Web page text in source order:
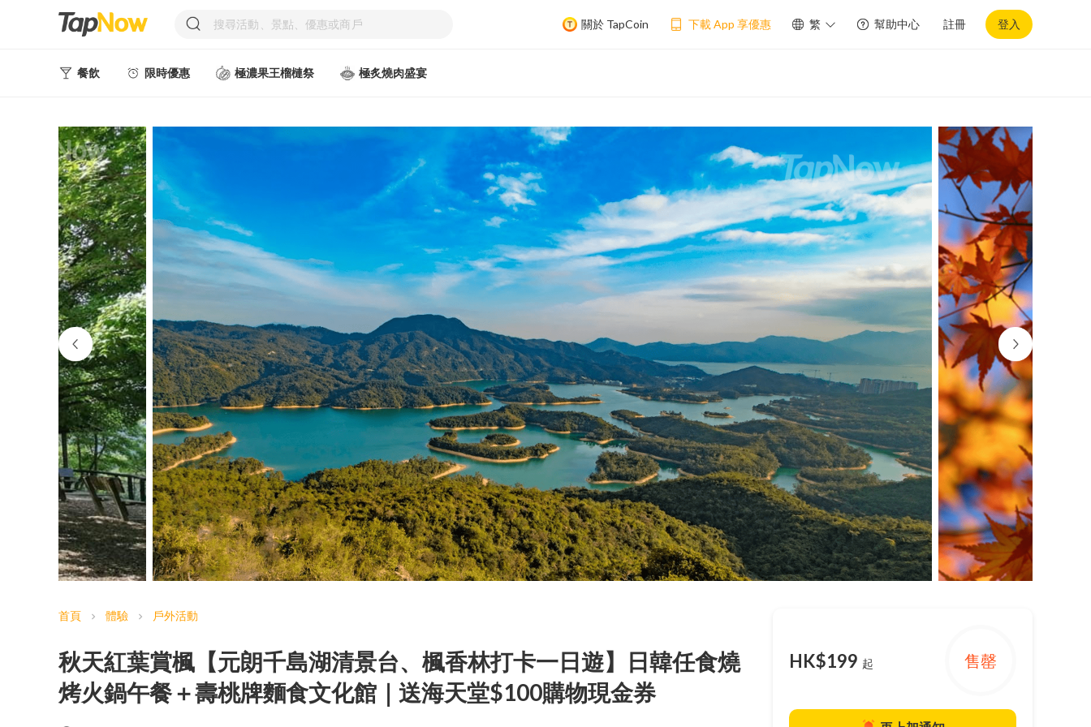
關於 TapCoin 下載 App 享優惠 繁 幫助中心 註冊 登入
餐飲
中式美食
西式美食
日韓美食
台式美食
東南亞美食
中西式美食
限時優惠 極濃果王榴槤祭 極炙燒肉盛宴
首頁 chevron_right 體驗 chevron_right 戶外活動
秋天紅葉賞楓【元朗千島湖清景台、楓香林打卡一日遊】日韓任食燒
烤火鍋午餐＋壽桃牌麵食文化館｜送海天堂$100購物現金券
HK$199 起 售罄